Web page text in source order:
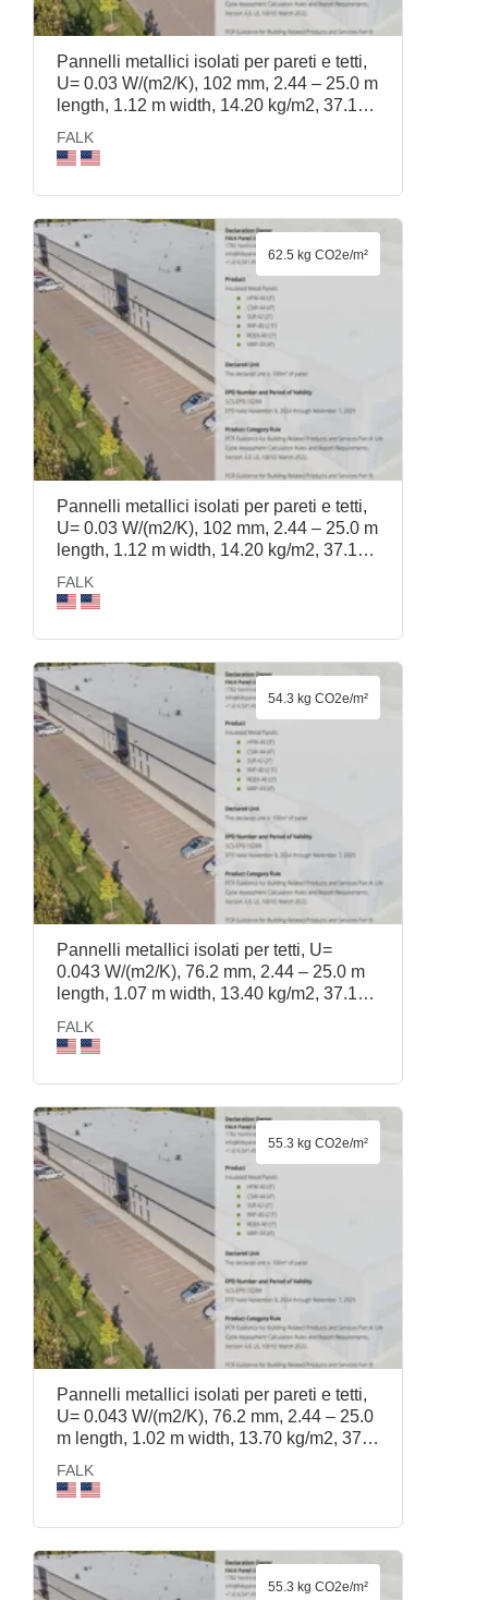
Pannelli metallici isolati per pareti e tetti,
U= 0.03 W/(m2/K), 102 mm, 2.44 – 25.0 m
length, 1.12 m width, 14.20 kg/m2, 37.1
FALK
Pannelli metallici isolati per pareti e tetti,
U= 0.03 W/(m2/K), 102 mm, 2.44 – 25.0 m
length, 1.12 m width, 14.20 kg/m2, 37.1
FALK
62.5 kg CO2e/m²
Pannelli metallici isolati per tetti, U=
0.043 W/(m2/K), 76.2 mm, 2.44 – 25.0 m
length, 1.07 m width, 13.40 kg/m2, 37.1
FALK
54.3 kg CO2e/m²
Pannelli metallici isolati per pareti e tetti,
U= 0.043 W/(m2/K), 76.2 mm, 2.44 – 25.0
m length, 1.02 m width, 13.70 kg/m2, 37.1
FALK
55.3 kg CO2e/m²
55.3 kg CO2e/m²